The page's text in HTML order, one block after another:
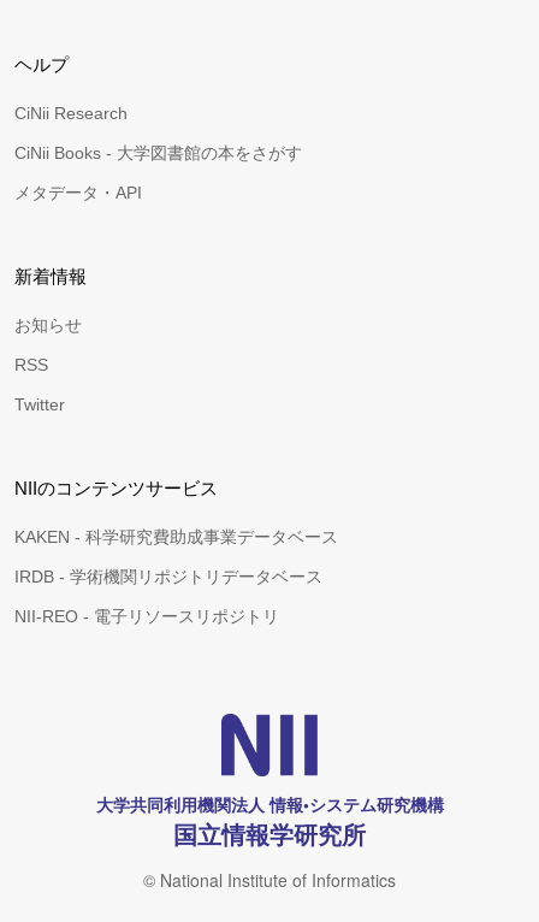
ヘルプ
CiNii Research
CiNii Books - 大学図書館の本をさがす
メタデータ・API
新着情報
お知らせ
RSS
Twitter
NIIのコンテンツサービス
KAKEN - 科学研究費助成事業データベース
IRDB - 学術機関リポジトリデータベース
NII-REO - 電子リソースリポジトリ
大学共同利用機関法人 情報•システム研究機構
国立情報学研究所
© National Institute of Informatics